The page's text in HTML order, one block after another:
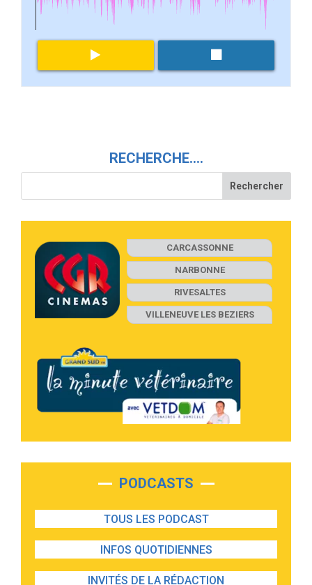
RECHERCHE….
CARCASSONNE
NARBONNE
RIVESALTES
VILLENEUVE LES BEZIERS
PODCASTS
TOUS LES PODCAST
INFOS QUOTIDIENNES
INVITÉS DE LA RÉDACTION